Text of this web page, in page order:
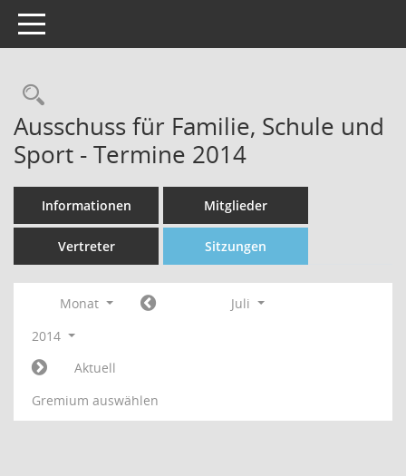
Toggle navigation
Rechercheauswahl
Ausschuss für Familie, Schule und
Sport - Termine 2014
Informationen Mitglieder
Vertreter Sitzungen
Monat
Juli
2014
Aktuell
Gremium auswählen